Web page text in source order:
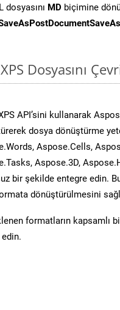
dosyasını MD biçimine
Dosyasını
API’sini kullanarak
dosya dönüştürme
Aspose.Cells,
Aspose.3D,
bir şekilde entegre edin.
dönüştürülmesini
formatların kapsamlı